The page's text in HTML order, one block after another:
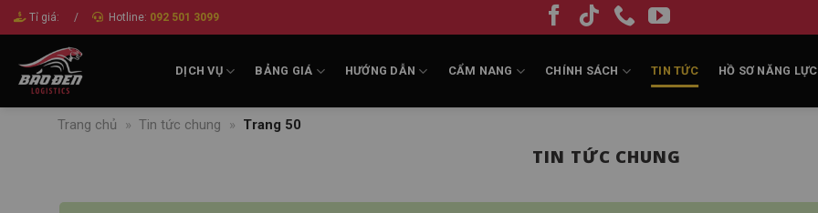
qua
dung
Tỉ giá: / Hotline: 092 501 3099
DỊCH VỤ BẢNG GIÁ HƯỚNG DẪN CẨM NANG CHÍNH SÁCH TIN TỨC HỒ SƠ NĂNG LỰC
Trang chủ » Tin tức chung » Trang 50
TIN TỨC CHUNG